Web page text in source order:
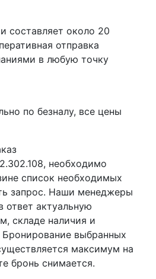
составляет около 20
отправка
в любую точку
по безналу, все цены
необходимо
список необходимых
запрос. Наши менеджеры
актуальную
складе наличия и
выбранных
максимум на
бронь снимается.